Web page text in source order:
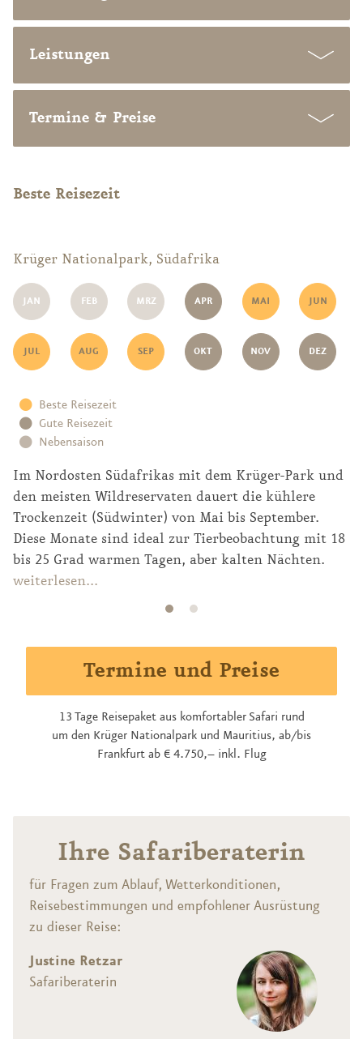
Leistungen
Termine & Preise
Beste Reisezeit
Krüger Nationalpark, Südafrika
JAN FEB MRZ APR MAI JUN
JUL AUG SEP OKT NOV DEZ
Beste Reisezeit
Gute Reisezeit
Nebensaison
Im Nordosten Südafrikas mit dem Krüger-Park und
den meisten Wildreservaten dauert die kühlere
Trockenzeit (Südwinter) von Mai bis September.
Diese Monate sind ideal zur Tierbeobachtung mit 18
bis 25 Grad warmen Tagen, aber kalten Nächten.
Von Oktober bis April fällt Regen, nicht jeden Tag
und nicht als Dauerregen, sondern in oft
dichter und grüner, die Temperaturen liegen höher.
weiterlesen...
Termine und Preise
13 Tage Reisepaket aus komfortabler Safari rund
um den Krüger Nationalpark und Mauritius, ab/bis
Frankfurt ab € 4.750,– inkl. Flug
Ihre Safariberaterin
für Fragen zum Ablauf, Wetterkonditionen,
Reisebestimmungen und empfohlener Ausrüstung
zu dieser Reise:
Justine Retzar
Safariberaterin